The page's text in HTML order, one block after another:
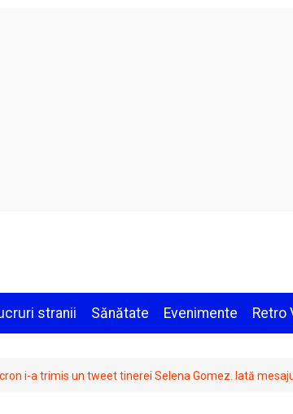
stranii Sănătate Evenimente Retro
i-a trimis un tweet tinerei Selena Gomez. Iată